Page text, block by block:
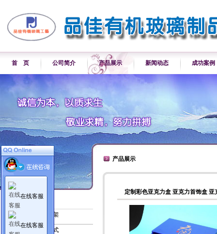
首 页 公司简介 产品展示 新闻动态 成功案例
产品展示
各类产品展示架
亚克力透明盒式
产品展示
定制彩色亚克力盒 亚克力首饰盒 亚
在线客服
在线客服